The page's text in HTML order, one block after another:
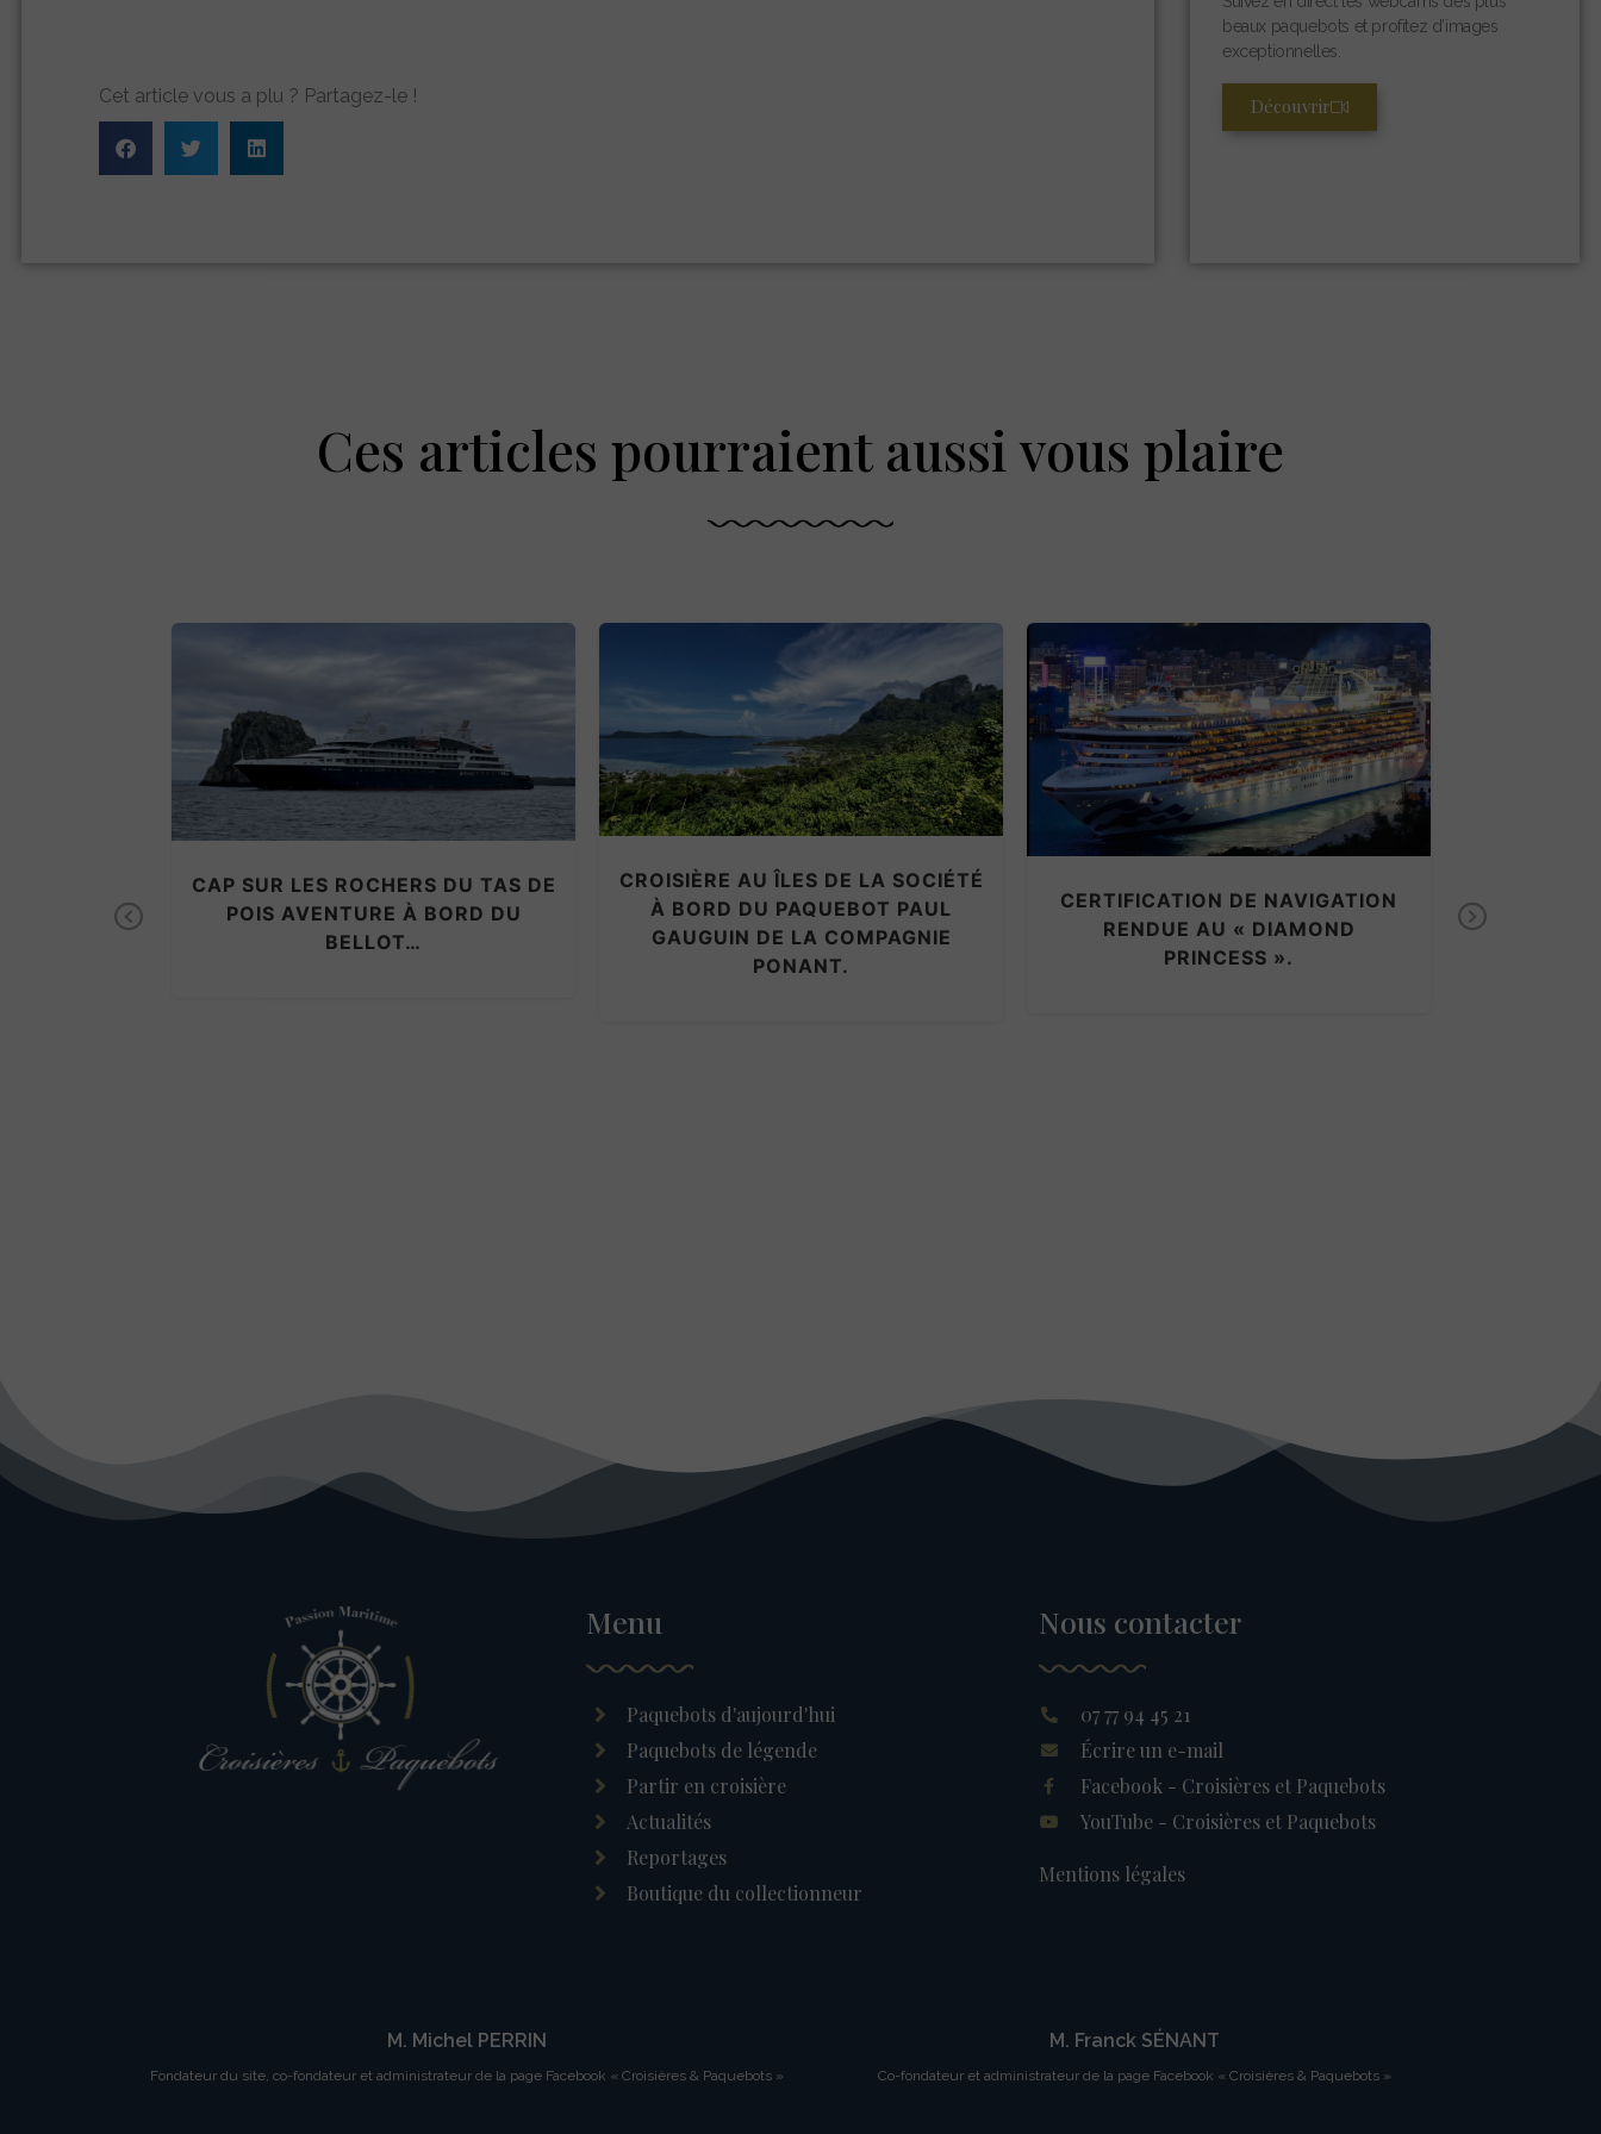
Cet article vous a plu ? Partagez-le !
beaux paquebots et profitez d’images
exceptionnelles.
Découvrir
Ces articles pourraient aussi vous plaire
Previous
CAP SUR LES ROCHERS DU TAS DE
POIS AVENTURE À BORD DU
BELLOT…
CROISIÈRE AU ÎLES DE LA SOCIÉTÉ
À BORD DU PAQUEBOT PAUL
GAUGUIN DE LA COMPAGNIE
PONANT.
CERTIFICATION DE NAVIGATION
RENDUE AU « DIAMOND
PRINCESS ».
Menu
Paquebots d'aujourd'hui
Paquebots de légende
Partir en croisière
Actualités
Reportages
Boutique du collectionneur
Nous contacter
07 77 94 45 21
Écrire un e-mail
Facebook - Croisières et Paquebots
YouTube - Croisières et Paquebots
Mentions légales
M. Michel PERRIN
Fondateur du site, co-fondateur et administrateur de la page Facebook « Croisières & Paquebots »
M. Franck SÉNANT
Co-fondateur et administrateur de la page Facebook « Croisières & Paquebots »